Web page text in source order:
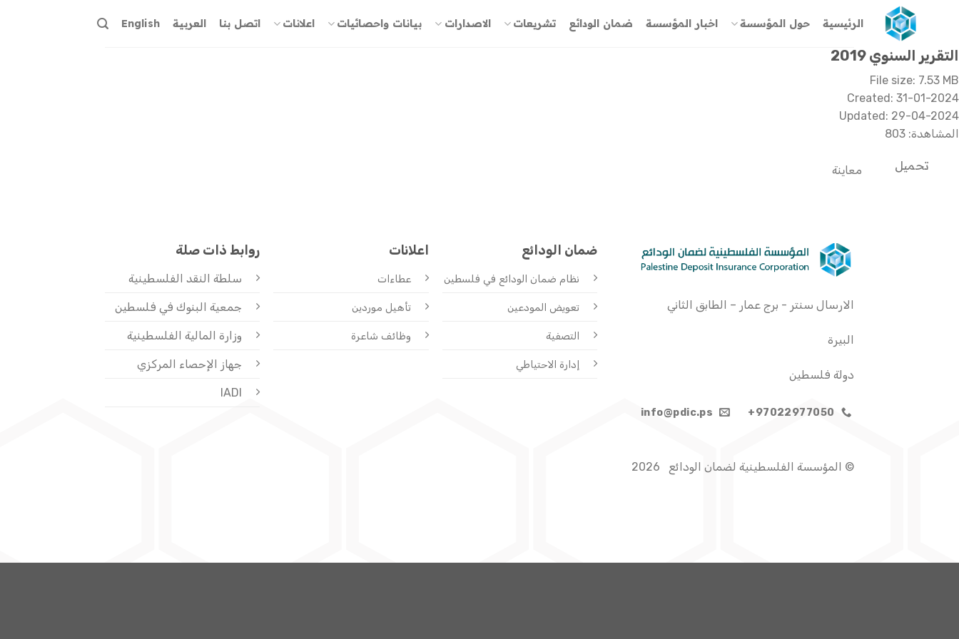
الرئيسية حول المؤسسة اخبار المؤسسة ضمان الودائع تشريعات الاصدارات بيانات واحصائيات اعلانات اتصل بنا العربية English
التقرير السنوي 2019
File size: 7.53 MB
Created: 31-01-2024
Updated: 29-04-2024
المشاهدة: 803
تحميل معاينة
الارسال سنتر - برج عمار – الطابق الثاني
البيرة
دولة فلسطين
97022977050+
info@pdic.ps
ضمان الودائع
نظام ضمان الودائع في فلسطين
تعويض المودعين
التصفية
إدارة الاحتياطي
اعلانات
عطاءات
تأهيل موردين
وظائف شاعرة
روابط ذات صلة
سلطة النقد الفلسطينية
جمعية البنوك في فلسطين
وزارة المالية الفلسطينية
جهاز الإحصاء المركزي
IADI
© المؤسسة الفلسطينية لضمان الودائع 2026